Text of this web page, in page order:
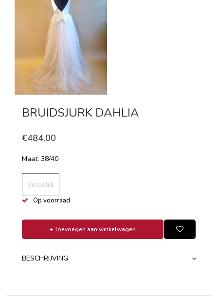
BRUIDSJURK DAHLIA
€484,00
Maat: 38/40
Vergelijk
Op voorraad
+ Toevoegen aan winkelwagen
BESCHRIJVING